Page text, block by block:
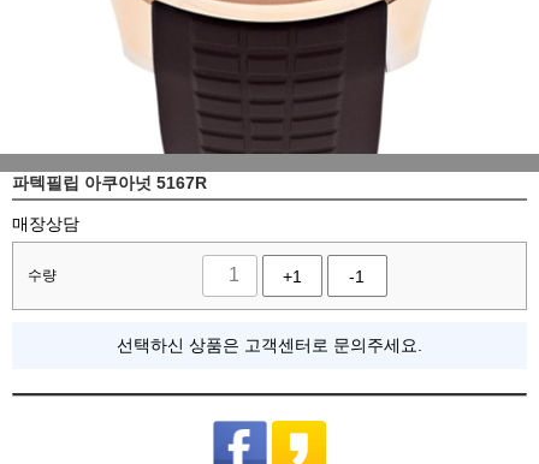
파텍필립 아쿠아넛 5167R
매장상담
수량 +1 -1
선택하신 상품은 고객센터로 문의주세요.